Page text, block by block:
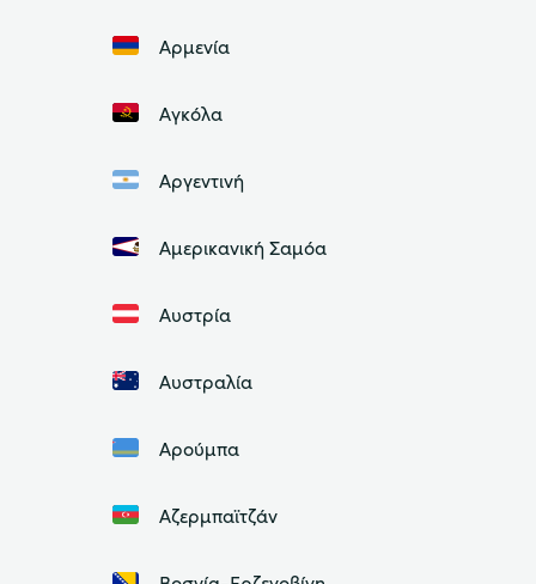
Αρμενία
Αγκόλα
Αργεντινή
Αμερικανική Σαμόα
Αυστρία
Αυστραλία
Αρούμπα
Αζερμπαϊτζάν